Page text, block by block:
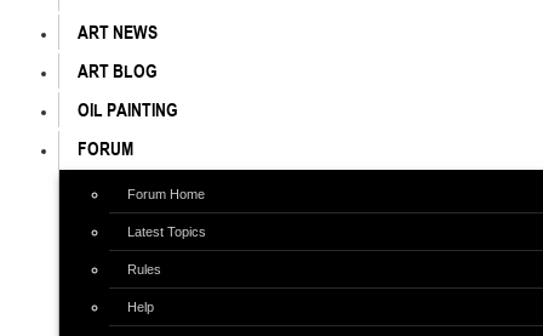
ART NEWS
ART BLOG
OIL PAINTING
FORUM
Forum Home
Latest Topics
Rules
Help